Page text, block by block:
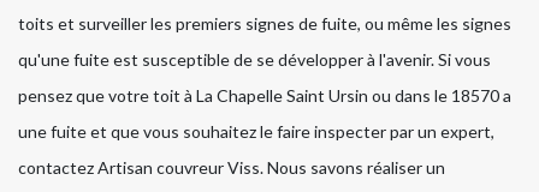
toits et surveiller les premiers signes de fuite, ou même les signes
qu'une fuite est susceptible de se développer à l'avenir. Si vous
pensez que votre toit à La Chapelle Saint Ursin ou dans le 18570 a
une fuite et que vous souhaitez le faire inspecter par un expert,
contactez Artisan couvreur Viss. Nous savons réaliser un